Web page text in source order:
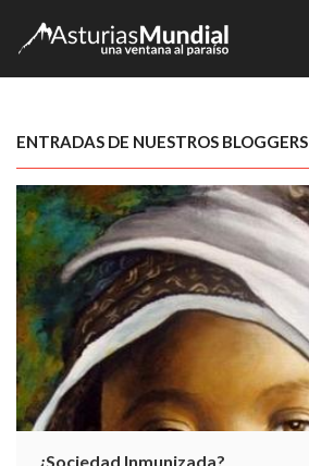
ENTRADAS DE NUESTROS BLOGGERS
¿Sociedad Inmunizada?